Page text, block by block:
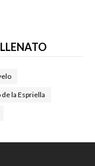
la Espriella